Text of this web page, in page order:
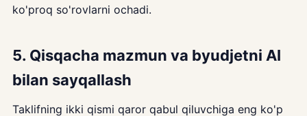
ko'proq so'rovlarni ochadi.
5. Qisqacha mazmun va byudjetni AI
bilan sayqallash
Taklifning ikki qismi qaror qabul qiluvchiga eng ko'p